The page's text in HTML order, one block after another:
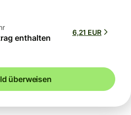
enthalten
6,21 EUR
überweisen